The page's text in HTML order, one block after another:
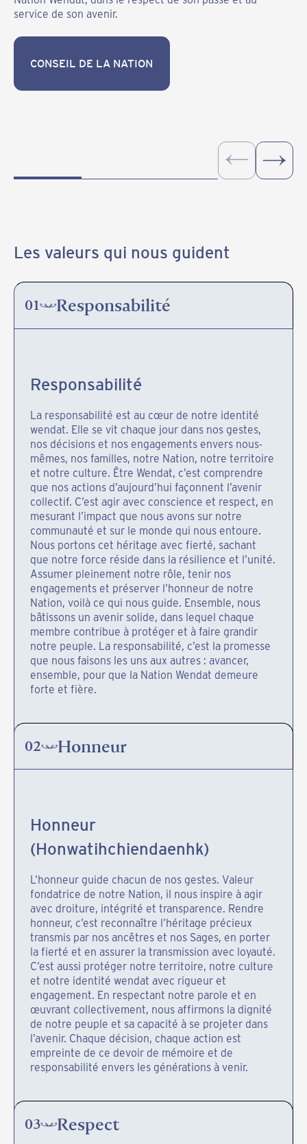
service de son avenir.
CONSEIL DE LA NATION
CONSEIL DE LA NATION
CONSEIL DE LA NATION
sociale de la communauté reflète la place fondamentale
notre Nation.
CONSEIL DE LA NATION
Les valeurs qui nous guident
Responsabilité
01
Responsabilité
La responsabilité est au cœur de notre identité
wendat. Elle se vit chaque jour dans nos gestes,
nos décisions et nos engagements envers nous-
mêmes, nos familles, notre Nation, notre territoire
et notre culture. Être Wendat, c’est comprendre
que nos actions d’aujourd’hui façonnent l’avenir
collectif. C’est agir avec conscience et respect, en
mesurant l’impact que nous avons sur notre
communauté et sur le monde qui nous entoure.
Nous portons cet héritage avec fierté, sachant
que notre force réside dans la résilience et l’unité.
Assumer pleinement notre rôle, tenir nos
engagements et préserver l’honneur de notre
Nation, voilà ce qui nous guide. Ensemble, nous
bâtissons un avenir solide, dans lequel chaque
membre contribue à protéger et à faire grandir
notre peuple. La responsabilité, c’est la promesse
que nous faisons les uns aux autres : avancer,
ensemble, pour que la Nation Wendat demeure
forte et fière.
Honneur
02
Honneur
(Honwatihchiendaenhk)
L’honneur guide chacun de nos gestes. Valeur
fondatrice de notre Nation, il nous inspire à agir
avec droiture, intégrité et transparence. Rendre
honneur, c’est reconnaître l’héritage précieux
transmis par nos ancêtres et nos Sages, en porter
la fierté et en assurer la transmission avec loyauté.
C’est aussi protéger notre territoire, notre culture
et notre identité wendat avec rigueur et
engagement. En respectant notre parole et en
œuvrant collectivement, nous affirmons la dignité
de notre peuple et sa capacité à se projeter dans
l’avenir. Chaque décision, chaque action est
empreinte de ce devoir de mémoire et de
responsabilité envers les générations à venir.
Respect
03